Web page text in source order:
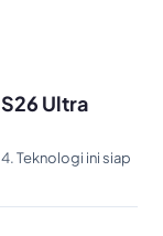
Ultra
Teknologi ini siap